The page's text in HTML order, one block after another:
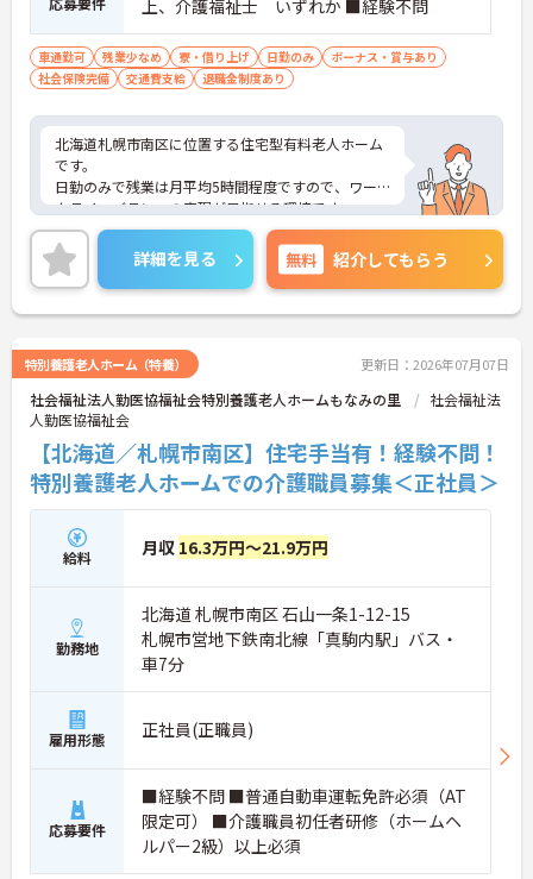
上、介護福祉士 いずれか ■経験不問
車通勤可 残業少なめ 寮・借り上げ 日勤のみ
ボーナス・賞与あり
社会保険完備
交通費支給 退職金制度あり
北海道札幌市南区に位置する住宅型有料老人ホーム
です。
日勤のみで残業は月平均5時間程度ですので、ワー
クライフバランスの実現が目指せる環境です。
昇給や賞与制度があり頑張りが評価されてしっかり
と職員に還元されます。
ご興味のある方には、面接対策ポイントなど、さら
に詳細をお話しいたしますのでお気軽にご相談くだ
さい！
詳細を見る 無料 紹介してもらう
特別養護老人ホーム（特養） 更新日：2026年07月07日
社会福祉法人勤医協福祉会特別養護老人ホームもなみの里
社会福祉法
人勤医協福祉会
【北海道／札幌市南区】住宅手当有！経験不問！
特別養護老人ホームでの介護職員募集＜正社員＞
給料 月収 16.3万円～21.9万円
勤務地
北海道 札幌市南区 石山一条1-12-15
札幌市営地下鉄南北線「真駒内駅」バス・
車7分
雇用形態 正社員(正職員)
応募要件
■経験不問 ■普通自動車運転免許必須（AT
限定可） ■介護職員初任者研修（ホームヘ
ルパー2級）以上必須